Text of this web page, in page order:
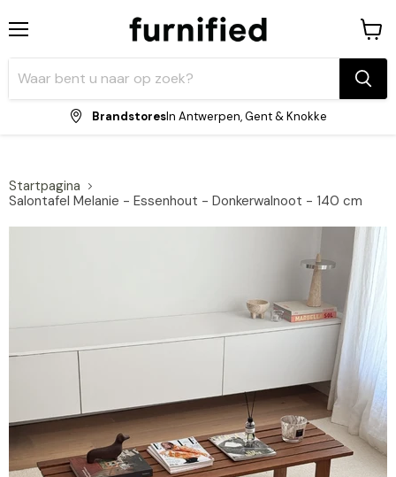
BrandstoresIn Antwerpen, Gent & Knokke
Startpagina
Salontafel Melanie - Essenhout - Donkerwalnoot - 140 cm